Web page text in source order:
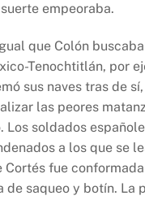
empeoraba.
que Colón
Tenochtitlán, por
sus naves tras de
las peores
soldados
a los que se
fue
de saqueo y botín. La